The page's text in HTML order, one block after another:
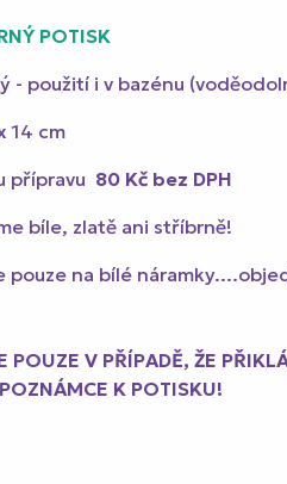
POTISK
- použití i v bazénu
14 cm
přípravu 80 Kč bez DPH
bíle, zlatě ani stříbrně!
pouze na bílé
V PŘÍPADĚ, ŽE
K POTISKU!